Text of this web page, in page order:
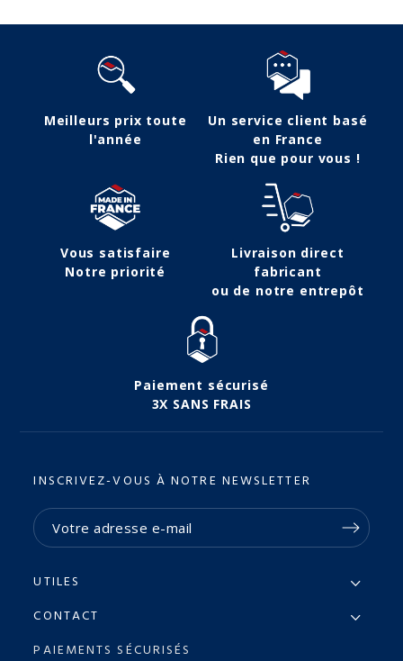
Meilleurs prix toute
l'année
Un service client basé
en France
Rien que pour vous !
Vous satisfaire
Notre priorité
Livraison direct
fabricant
ou de notre entrepôt
Paiement sécurisé
3X SANS FRAIS
INSCRIVEZ-VOUS À NOTRE NEWSLETTER
UTILES
CONTACT
PAIEMENTS SÉCURISÉS